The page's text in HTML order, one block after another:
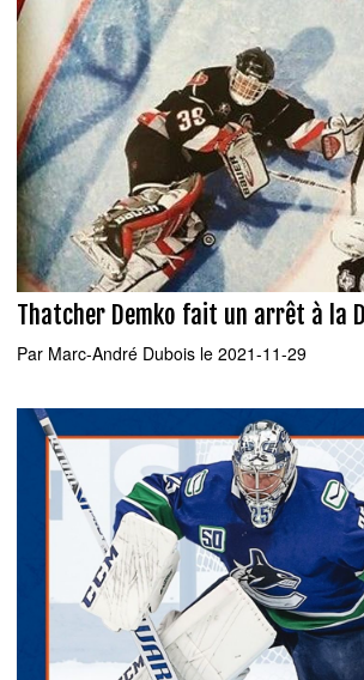
Thatcher Demko fait un arrêt à la
Par Marc-André Dubois le 2021-11-29